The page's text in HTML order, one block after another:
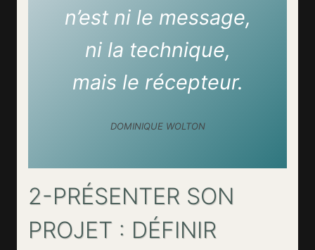
n’est ni le message,
ni la technique,
mais le récepteur.
DOMINIQUE WOLTON
2-PRÉSENTER SON
PROJET : DÉFINIR